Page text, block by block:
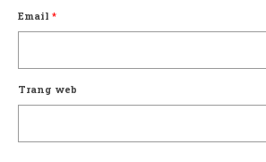
Email *
Trang web